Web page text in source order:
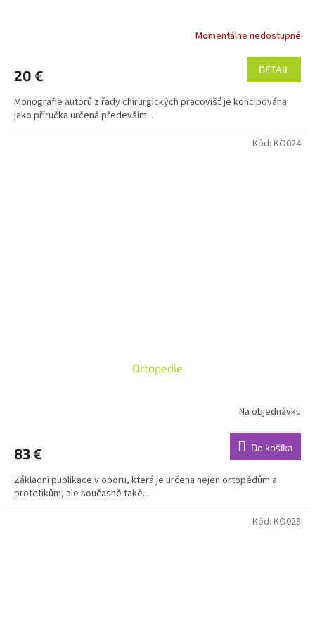
Momentálne nedostupné
20 € DETAIL
Monografie autorů z řady chirurgických pracovišť je koncipována
jako příručka určená především...
Ortopedie
Na objednávku
83 € Do košíka
Základní publikace v oboru, která je určena nejen ortopédům a
protetikům, ale současně také...
Kód: KO024
Kód: KO028